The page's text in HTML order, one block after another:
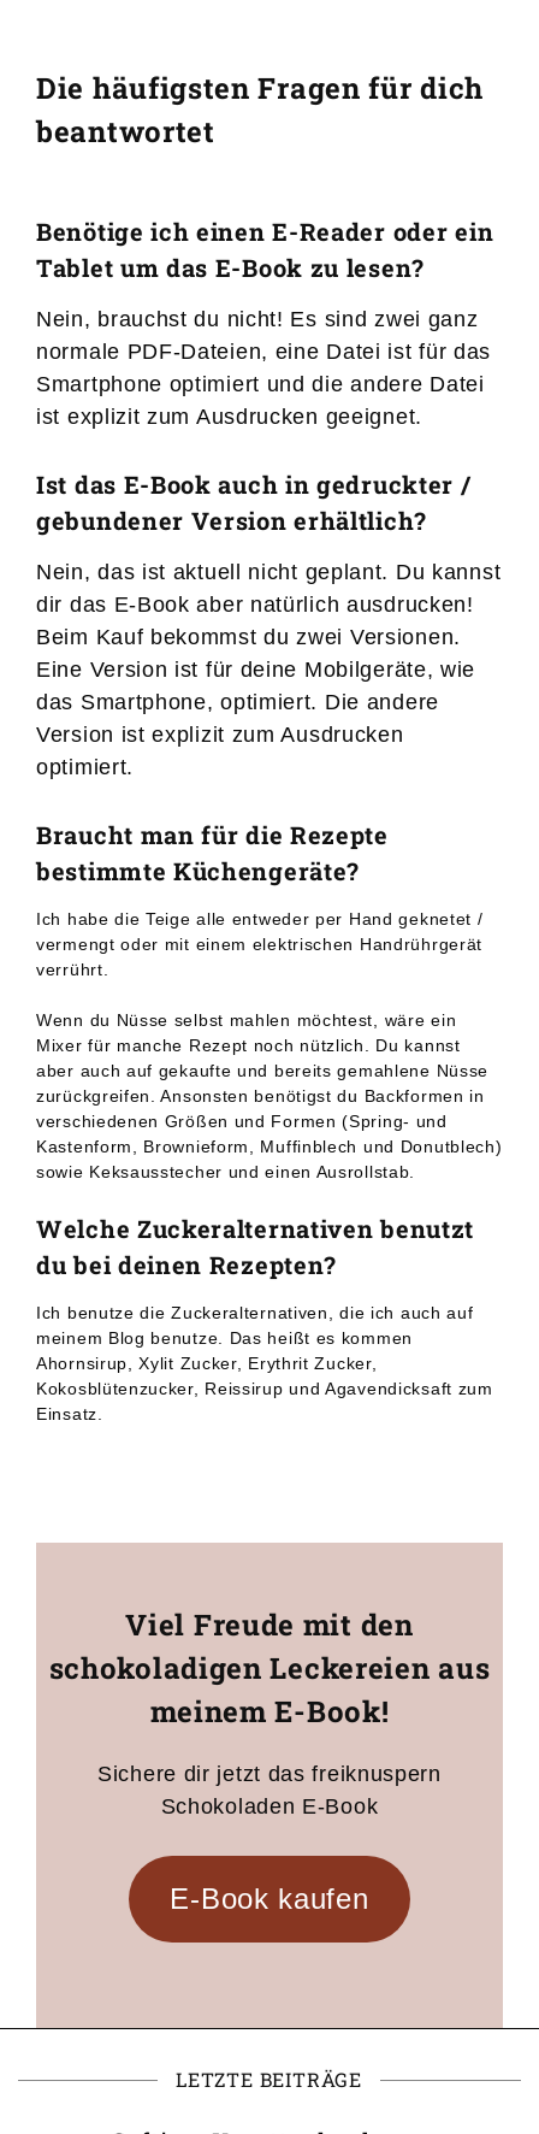
Die häufigsten Fragen für dich
beantwortet
Benötige ich einen E-Reader oder ein
Tablet um das E-Book zu lesen?
Nein, brauchst du nicht! Es sind zwei ganz
normale PDF-Dateien, eine Datei ist für das
Smartphone optimiert und die andere Datei
ist explizit zum Ausdrucken geeignet.
Ist das E-Book auch in gedruckter /
gebundener Version erhältlich?
Nein, das ist aktuell nicht geplant. Du kannst
dir das E-Book aber natürlich ausdrucken!
Beim Kauf bekommst du zwei Versionen.
Eine Version ist für deine Mobilgeräte, wie
das Smartphone, optimiert. Die andere
Version ist explizit zum Ausdrucken
optimiert.
Braucht man für die Rezepte
bestimmte Küchengeräte?
Ich habe die Teige alle entweder per Hand geknetet /
vermengt oder mit einem elektrischen Handrührgerät
verrührt.
Wenn du Nüsse selbst mahlen möchtest, wäre ein
Mixer für manche Rezept noch nützlich. Du kannst
aber auch auf gekaufte und bereits gemahlene Nüsse
zurückgreifen. Ansonsten benötigst du Backformen in
verschiedenen Größen und Formen (Spring- und
Kastenform, Brownieform, Muffinblech und Donutblech)
sowie Keksausstecher und einen Ausrollstab.
Welche Zuckeralternativen benutzt
du bei deinen Rezepten?
Ich benutze die Zuckeralternativen, die ich auch auf
meinem Blog benutze. Das heißt es kommen
Ahornsirup, Xylit Zucker, Erythrit Zucker,
Kokosblütenzucker, Reissirup und Agavendicksaft zum
Einsatz.
Viel Freude mit den
schokoladigen Leckereien aus
meinem E-Book!
Sichere dir jetzt das freiknuspern
Schokoladen E-Book
E-Book kaufen
LETZTE BEITRÄGE